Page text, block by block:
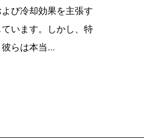
び冷却効果を主張す
います。しかし、特
らは本当...